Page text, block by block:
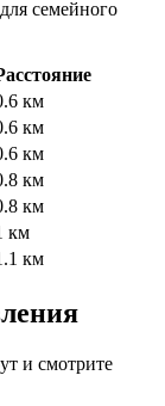
семейного
км
км
км
км
км
км
км
и смотрите